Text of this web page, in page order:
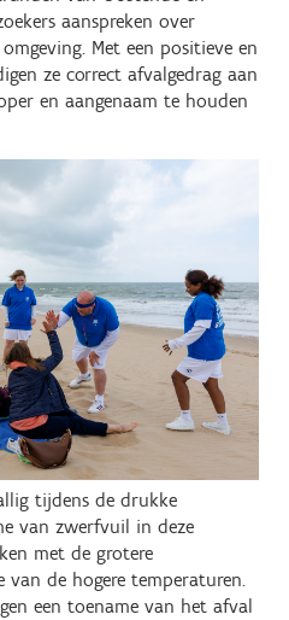
aanspreken over
Met een positieve en
ze correct afvalgedrag aan
en aangenaam te houden
tijdens de drukke
van zwerfvuil in deze
met de grotere
de hogere temperaturen.
een toename van het afval